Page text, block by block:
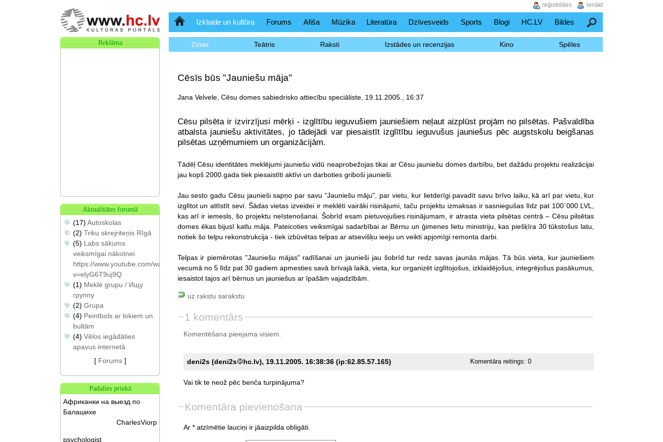
SākumlapaIzklaide un kultūra Forums Afiša Mūzika Literatūra Dzīvesveids Sports Blogi HC.LV Bildes Meklēšana
Ziņas Teātris Raksti Izstādes un recenzijas Kino Spēles
Cēsīs būs "Jauniešu māja"
Jana Velvele, Cēsu domes sabiedrisko attiecību speciāliste, 19.11.2005., 16:37
Cēsu pilsēta ir izvirzījusi mērķi - izglītību ieguvušiem jauniešiem neļaut aizplūst projām no pilsētas. Pašvaldība
atbalsta jauniešu aktivitātes, jo tādejādi var piesaistīt izglītību ieguvušus jauniešus pēc augstskolu beigšanas
pilsētas uzņēmumiem un organizācijām.
Tādēļ Cēsu identitātes meklējumi jauniešu vidū neaprobežojas tikai ar Cēsu jauniešu domes darbību, bet dažādu projektu realizācijai
jau kopš 2000.gada tiek piesaistīti aktīvi un darboties griboši jaunieši.
Jau sesto gadu Cēsu jaunieši sapņo par savu "Jauniešu māju", par vietu, kur lietderīgi pavadīt savu brīvo laiku, kā arī par vietu, kur
izglītot un attīstīt sevi. Šādas vietas izveidei ir meklēti vairāki risinājumi, taču projektu izmaksas ir sasniegušas līdz pat 100`000 LVL,
kas arī ir iemesls, šo projektu neīstenošanai. Šobrīd esam pietuvojušies risinājumam, ir atrasta vieta pilsētas centrā – Cēsu pilsētas
domes ēkas bijusī katlu māja. Pateicoties veiksmīgai sadarbībai ar Bērnu un ģimenes lietu ministriju, kas piešķīra 30 tūkstošus latu,
notiek šo telpu rekonstrukcija - tiek izbūvētas telpas ar atsevišķu ieeju un veikti apjomīgi remonta darbi.
Telpas ir piemērotas "Jauniešu mājas" radīšanai un jaunieši jau šobrīd tur redz savas jaunās mājas. Tā būs vieta, kur jauniešiem
vecumā no 5 līdz pat 30 gadiem apmesties savā brīvajā laikā, vieta, kur organizēt izglītojošus, izklaidējošus, integrējošus pasākumus,
iesaistot tajos arī bērnus un jauniešus ar īpašām vajadzībām.
uz rakstu sarakstu
1 komentārs
Komentēšana pieejama visiem.
deni2s (deni2s hc.lv), 19.11.2005. 16:38:36 (ip:62.85.57.165) Komentāra reitings:0
Vai tik te neož pēc benča turpinājuma?
Komentāra pievienošana
Ar * atzīmētie lauciņi ir jāaizpilda obligāti.
Reklāma
Aktualitātes forumā
(17) Autoskolas
(2) Triku skrejriteņis Rīgā
(5) Labs sākums
veiksmīgai nākotnei.
https://www.youtube.com/watch?
v=elyG6T9uj9Q
(1) Meklē grupu / Ищу
группу
(2) Grupa
(4) Peintbols ar lokiem un
bultām
(4) Vēlos iegādāties
apavus internetā
[ Forums]
Padalies priekā
Африканки на выезд по
Балашихе
CharlesViorp
psychologist
ienākt
reģistrēties